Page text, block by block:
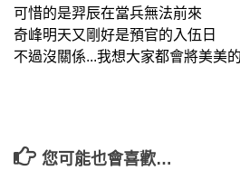
可惜的是羿辰在當兵無法前來
奇峰明天又剛好是預官的入伍日
不過沒關係...我想大家都會將美美
您可能也會喜歡…